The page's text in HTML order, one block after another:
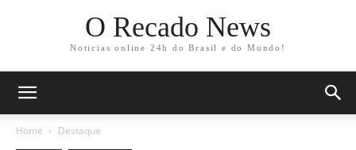
O Recado News
Noticias online 24h do Brasil e do Mundo!
Home Destaque